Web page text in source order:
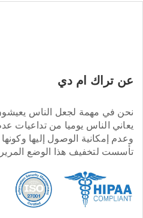
عن تراك ام دي
نحن في مهمة لجعل الناس
يعاني الناس يوميا من تداعيات
وعدم إمكانية الوصول إليها
تأسست لتخفيف هذا الوضع